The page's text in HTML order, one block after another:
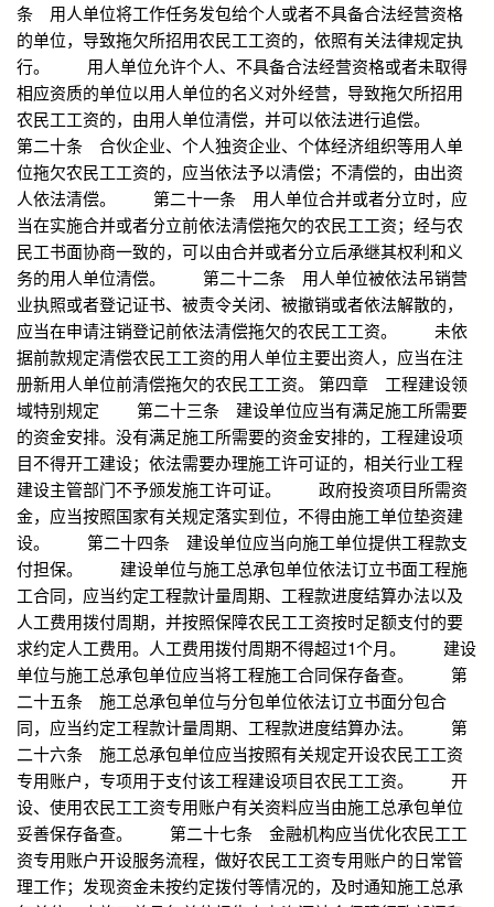
条 用人单位将工作任务发包给个人或者不具备合法经营资格
的单位，导致拖欠所招用农民工工资的，依照有关法律规定执
行。 用人单位允许个人、不具备合法经营资格或者未取得
相应资质的单位以用人单位的名义对外经营，导致拖欠所招用
农民工工资的，由用人单位清偿，并可以依法进行追偿。
第二十条 合伙企业、个人独资企业、个体经济组织等用人单
位拖欠农民工工资的，应当依法予以清偿；不清偿的，由出资
人依法清偿。 第二十一条 用人单位合并或者分立时，应
当在实施合并或者分立前依法清偿拖欠的农民工工资；经与农
民工书面协商一致的，可以由合并或者分立后承继其权利和义
务的用人单位清偿。 第二十二条 用人单位被依法吊销营
业执照或者登记证书、被责令关闭、被撤销或者依法解散的，
应当在申请注销登记前依法清偿拖欠的农民工工资。 未依
据前款规定清偿农民工工资的用人单位主要出资人，应当在注
册新用人单位前清偿拖欠的农民工工资。 第四章 工程建设领
域特别规定 第二十三条 建设单位应当有满足施工所需要
的资金安排。没有满足施工所需要的资金安排的，工程建设项
目不得开工建设；依法需要办理施工许可证的，相关行业工程
建设主管部门不予颁发施工许可证。 政府投资项目所需资
金，应当按照国家有关规定落实到位，不得由施工单位垫资建
设。 第二十四条 建设单位应当向施工单位提供工程款支
付担保。 建设单位与施工总承包单位依法订立书面工程施
工合同，应当约定工程款计量周期、工程款进度结算办法以及
人工费用拨付周期，并按照保障农民工工资按时足额支付的要
求约定人工费用。人工费用拨付周期不得超过1个月。 建设
单位与施工总承包单位应当将工程施工合同保存备查。 第
二十五条 施工总承包单位与分包单位依法订立书面分包合
同，应当约定工程款计量周期、工程款进度结算办法。 第
二十六条 施工总承包单位应当按照有关规定开设农民工工资
专用账户，专项用于支付该工程建设项目农民工工资。 开
设、使用农民工工资专用账户有关资料应当由施工总承包单位
妥善保存备查。 第二十七条 金融机构应当优化农民工工
资专用账户开设服务流程，做好农民工工资专用账户的日常管
理工作；发现资金未按约定拨付等情况的，及时通知施工总承